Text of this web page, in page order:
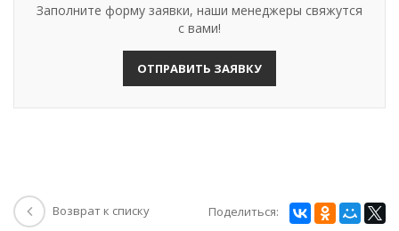
Заполните форму заявки, наши менеджеры свяжутся
с вами!
ОТПРАВИТЬ ЗАЯВКУ
Возврат к списку Поделиться: